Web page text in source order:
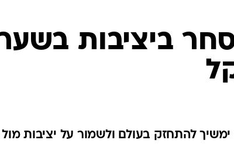
ביציבות
ימשיך להתחזק בעולם ולשמור על יציבות